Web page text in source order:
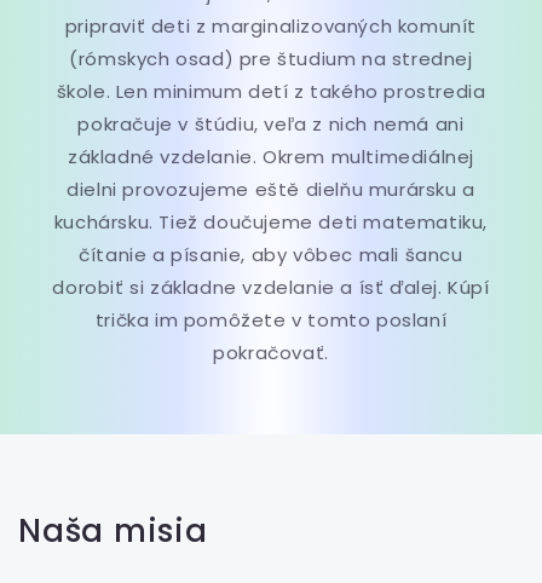
pripraviť deti z marginalizovaných komunít
(rómskych osad) pre študium na strednej
škole. Len minimum detí z takého prostredia
pokračuje v štúdiu, veľa z nich nemá ani
základné vzdelanie. Okrem multimediálnej
dielni provozujeme eště dielňu murársku a
kuchársku. Tiež doučujeme deti matematiku,
čítanie a písanie, aby vôbec mali šancu
dorobiť si základne vzdelanie a ísť ďalej. Kúpí
trička im pomôžete v tomto poslaní
pokračovať.
Naša misia